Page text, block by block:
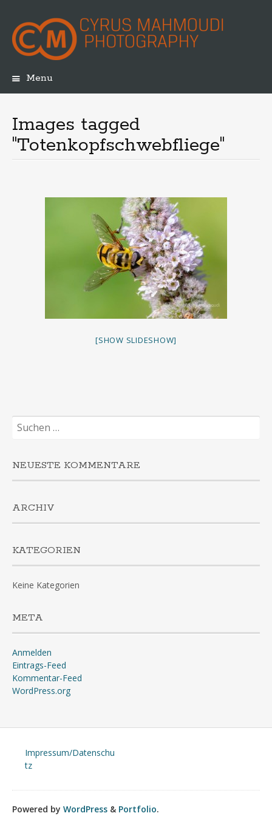
Menu
Images tagged
"Totenkopfschwebfliege"
[SHOW SLIDESHOW]
Suchen
nach:
NEUESTE KOMMENTARE
ARCHIV
KATEGORIEN
Keine Kategorien
META
Anmelden
Eintrags-Feed
Kommentar-Feed
WordPress.org
Impressum/Datenschu
tz
Powered by WordPress & Portfolio.